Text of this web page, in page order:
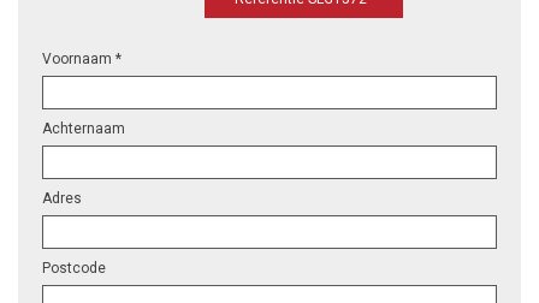
Voornaam *
Achternaam
Adres
Postcode